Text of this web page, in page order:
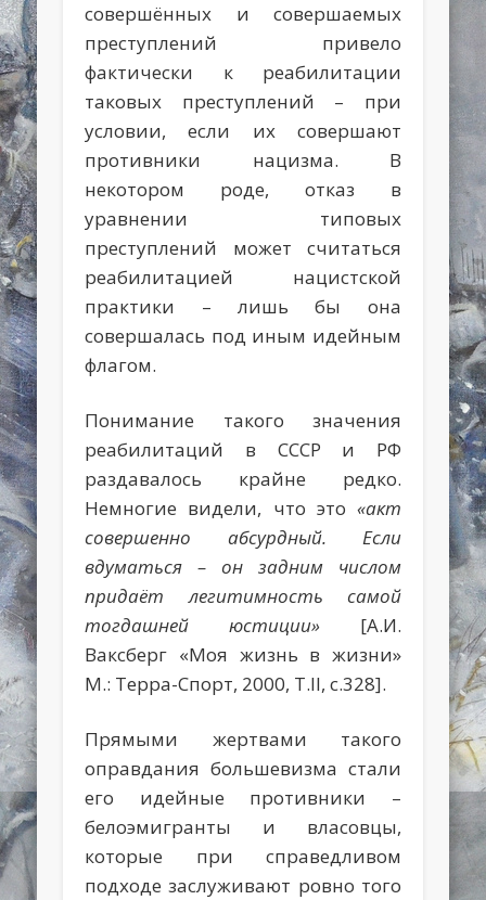
совершённых и совершаемых
преступлений привело
фактически к реабилитации
таковых преступлений – при
условии, если их совершают
противники нацизма. В
некотором роде, отказ в
уравнении типовых
преступлений может считаться
реабилитацией нацистской
практики – лишь бы она
совершалась под иным идейным
флагом.
Понимание такого значения
реабилитаций в СССР и РФ
раздавалось крайне редко.
Немногие видели, что это «акт
совершенно абсурдный. Если
вдуматься – он задним числом
придаёт легитимность самой
тогдашней юстиции» [А.И.
Ваксберг «Моя жизнь в жизни»
М.: Терра-Спорт, 2000, Т.II, с.328].
Прямыми жертвами такого
оправдания большевизма стали
его идейные противники –
белоэмигранты и власовцы,
которые при справедливом
подходе заслуживают ровно того